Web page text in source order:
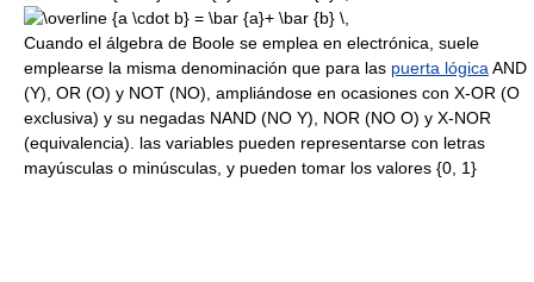
Cuando el álgebra de Boole se emplea en electrónica, suele
emplearse la misma denominación que para las puerta lógica AND
(Y), OR (O) y NOT (NO), ampliándose en ocasiones con X-OR (O
exclusiva) y su negadas NAND (NO Y), NOR (NO O) y X-NOR
(equivalencia). las variables pueden representarse con letras
mayúsculas o minúsculas, y pueden tomar los valores {0, 1}